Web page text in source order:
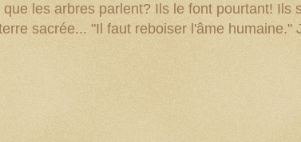
les arbres parlent? Ils le font pourtant!
sacrée... "Il faut reboiser l'âme humaine."